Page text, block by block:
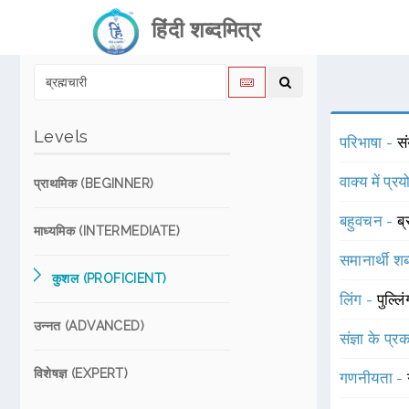
हिंदी शब्दमित्र
Levels
प्राथमिक (BEGINNER)
माध्यमिक (INTERMEDIATE)
कुशल (PROFICIENT)
उन्नत (ADVANCED)
विशेषज्ञ (EXPERT)
परिभाषा -
वाक्य में
बहुवचन -
समानार्थी
लिंग -
संज्ञा के
गणनीयता -